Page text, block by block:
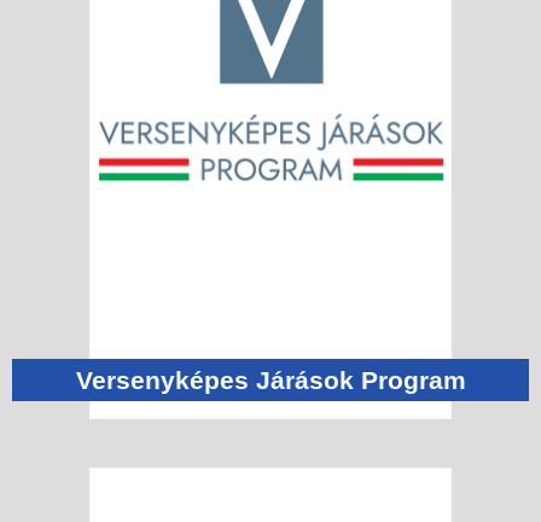
Versenyképes Járások Program